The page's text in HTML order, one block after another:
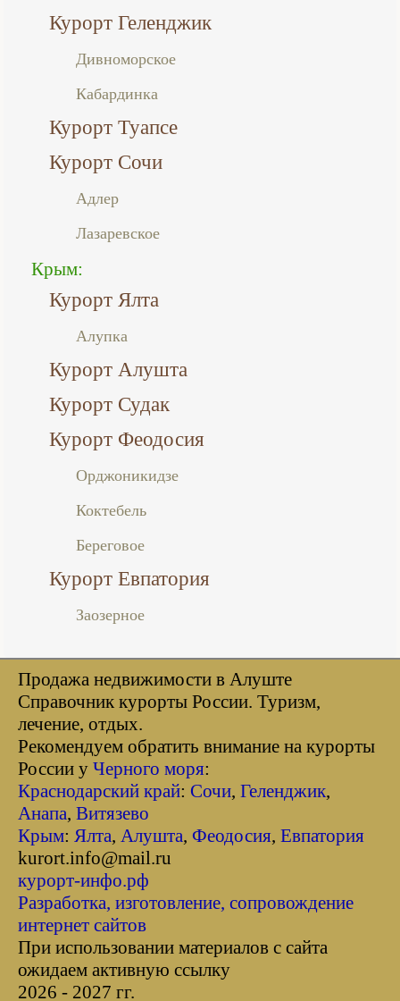
Курорт Геленджик
Дивноморское
Кабардинка
Курорт Туапсе
Курорт Сочи
Адлер
Лазаревское
Крым:
Курорт Ялта
Алупка
Курорт Алушта
Курорт Судак
Курорт Феодосия
Орджоникидзе
Коктебель
Береговое
Курорт Евпатория
Заозерное
Продажа недвижимости в Алуште
Справочник курорты Росcии. Туризм,
лечение, отдых.
Рекомендуем обратить внимание на курорты
России у Черного моря:
Краснодарский край: Сочи, Геленджик,
Анапа, Витязево
Крым: Ялта, Алушта, Феодосия, Евпатория
kurort.info@mail.ru
курорт-инфо.рф
Разработка, изготовление, сопровождение
интернет сайтов
При использовании материалов с сайта
ожидаем активную ссылку
2026 - 2027 гг.